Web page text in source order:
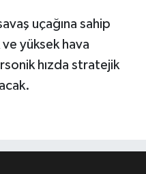
uçağına sahip
yüksek hava
hızda stratejik